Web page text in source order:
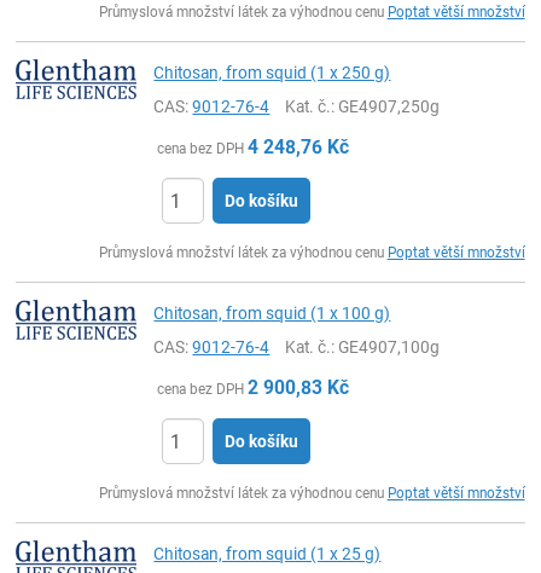
Průmyslová množství látek za výhodnou cenu Poptat větší množství
Chitosan, from squid (1 x 250 g)
CAS:9012-76-4 Kat. č.: GE4907,250g
cena bez DPH 4 248,76 Kč
Do košíku
Průmyslová množství látek za výhodnou cenu Poptat větší množství
Chitosan, from squid (1 x 100 g)
CAS:9012-76-4 Kat. č.: GE4907,100g
cena bez DPH 2 900,83 Kč
Do košíku
Průmyslová množství látek za výhodnou cenu Poptat větší množství
Chitosan, from squid (1 x 25 g)